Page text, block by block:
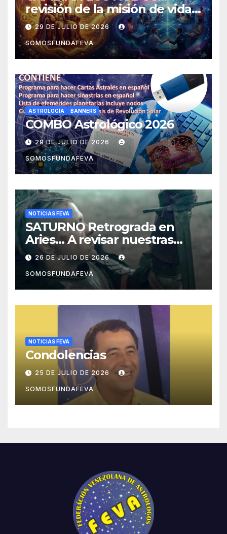
revisión de la misión de vida y
experiencias
29 DE JULIO DE 2026
SOMOSFUNDAFEVA
ASTROLOGÍA BANNERS
COMBO Astrológico 2026
29 DE JULIO DE 2026
SOMOSFUNDAFEVA
NOTICIAS FEVA
SATURNO Retrograda en
Aries… A revisar nuestras
acciones pasadas y pensar
mejor las futuras
26 DE JULIO DE 2026
SOMOSFUNDAFEVA
NOTICIAS FEVA
Condolencias
25 DE JULIO DE 2026
SOMOSFUNDAFEVA